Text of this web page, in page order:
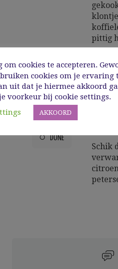
pittig
2
DONE
Dep
met
en
Schik
om cookies te accepteren.
cookies om je ervaring
uit dat je hiermee akkoord
voorkeur bij cookie settings.
AKKOORD